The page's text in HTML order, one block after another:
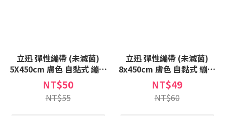
立迅 彈性繃帶 (未滅菌)
5X450cm 膚色 自黏式 繃帶
自黏 彈性 包紮 繃帶
NT$50
NT$55
立迅 彈性繃帶 (未滅菌)
8x450cm 膚色 自黏式 繃帶
930p 自黏 彈性 包紮 繃帶
NT$49
NT$60